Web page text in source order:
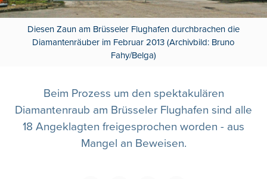
Diesen Zaun am Brüsseler Flughafen durchbrachen die
Diamantenräuber im Februar 2013 (Archivbild: Bruno
Fahy/Belga)
Beim Prozess um den spektakulären
Diamantenraub am Brüsseler Flughafen sind alle
18 Angeklagten freigesprochen worden - aus
Mangel an Beweisen.